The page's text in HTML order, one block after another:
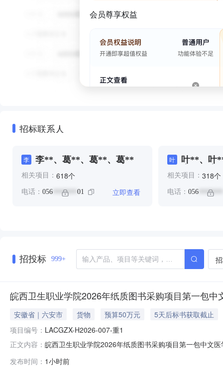
会员尊享权益
招标联系人
李 李**、葛**、葛**、葛**
相关项目： 618个
电话： 056 ******* 01 立即查看
叶
叶**、叶
相关项目： 318个
电话： 056*******
招投标 999+
皖西卫生职业学院2026年纸质图书采购项目第一包中
安徽省｜六安市 货物 预算50万元
5天后标书获取截止
项目编号： LACGZX-H2026-007-重1
正文内容： 皖西卫生职业学院2026年纸质图书采购项目第一包中文
H2026-007-重1-1皖西卫生职业学院2026年纸质图书采
发布时间： 1小时前